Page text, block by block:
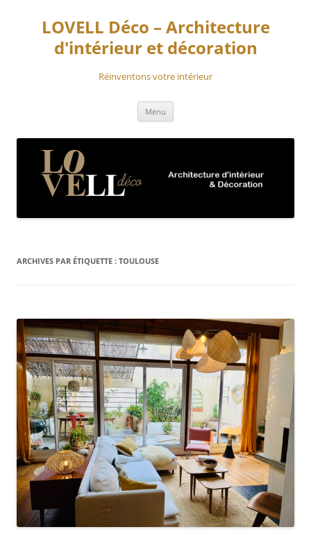
contenuLOVELL Déco – Architecture
d'intérieur et décoration
Réinventons votre intérieur
Menu
ARCHIVES PAR ÉTIQUETTE : TOULOUSE